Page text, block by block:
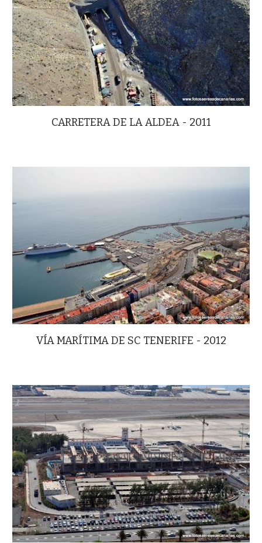
CARRETERADE LA ALDEA - 2011
VÍA MARÍTIMA DE SC TENERIFE - 2012